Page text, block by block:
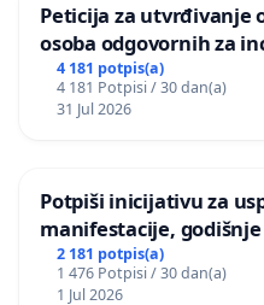
Peticija za utvrđivanje
osoba odgovornih za
Grada Zagreba
4 181 potpis(a)
4 181 Potpisi / 30 dan(a)
31 Jul 2026
Potpiši inicijativu za
manifestacije,
javnog događaja „Edin
2 181 potpis(a)
1 476 Potpisi / 30 dan(a)
1 Jul 2026